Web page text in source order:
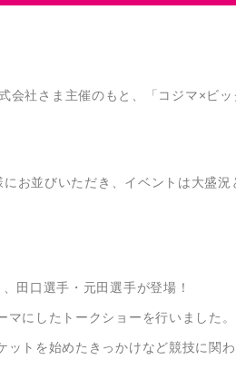
会社さま主催のもと、「コジマ×ビ
お並びいただき、イベントは大盛況
田口選手・元田選手が登場！
にしたトークショーを行いました。
トを始めたきっかけなど競技に関